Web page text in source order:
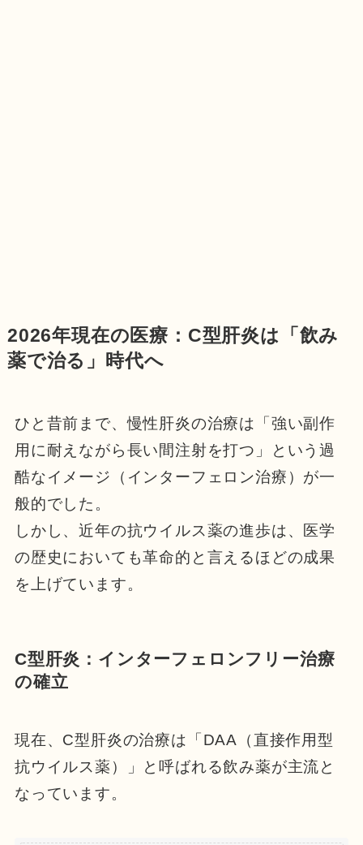
2026年現在の医療：C型肝炎は「飲み
薬で治る」時代へ
ひと昔前まで、慢性肝炎の治療は「強い副作
用に耐えながら長い間注射を打つ」という過
酷なイメージ（インターフェロン治療）が一
般的でした。
しかし、近年の抗ウイルス薬の進歩は、医学
の歴史においても革命的と言えるほどの成果
を上げています。
C型肝炎：インターフェロンフリー治療
の確立
現在、C型肝炎の治療は「DAA（直接作用型
抗ウイルス薬）」と呼ばれる飲み薬が主流と
なっています。